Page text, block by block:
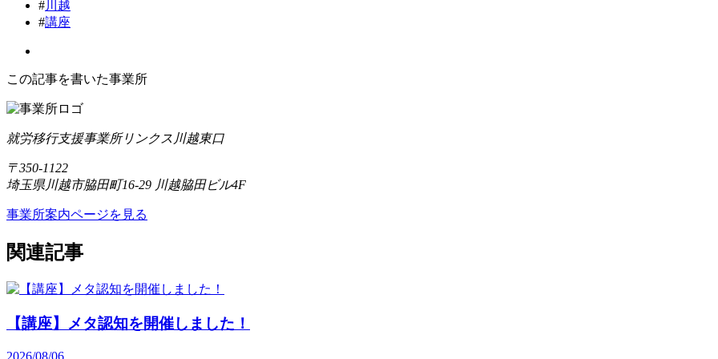
#川越
#講座
この記事を書いた事業所
就労移行支援事業所リンクス川越東口
〒350-1122
埼玉県川越市脇田町16-29 川越脇田ビル4F
事業所案内ページを見る
関連記事
【講座】メタ認知を開催しました！
2026/08/06